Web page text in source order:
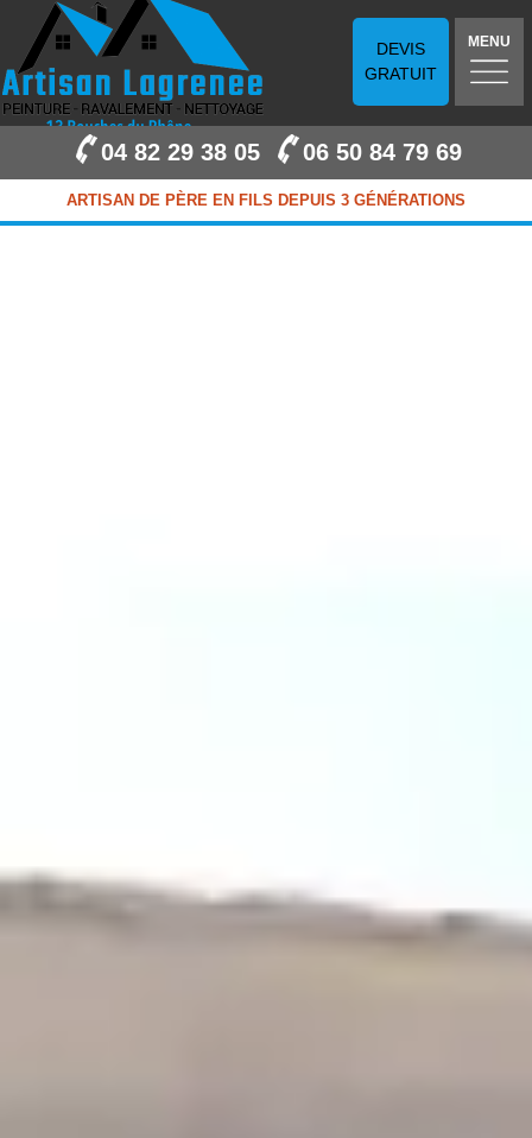
DEVIS
GRATUIT
MENU
04 82 29 38 05 06 50 84 79 69
ARTISAN DE PÈRE EN FILS DEPUIS 3 GÉNÉRATIONS